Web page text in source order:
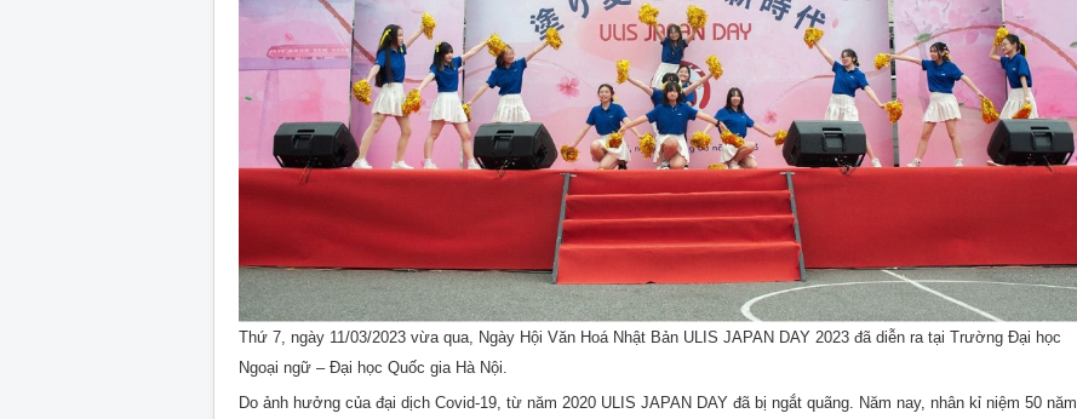
Thứ 7, ngày 11/03/2023 vừa qua, Ngày Hội Văn Hoá Nhật Bản ULIS JAPAN DAY 2023 đã diễn ra tại Trường Đại học
Ngoại ngữ – Đại học Quốc gia Hà Nội.
Do ảnh hưởng của đại dịch Covid-19, từ năm 2020 ULIS JAPAN DAY đã bị ngắt quãng. Năm nay, nhân kỉ niệm 50 năm